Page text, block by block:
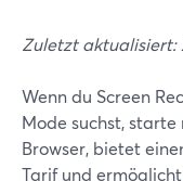
Zuletzt aktualisiert:
Wenn du Screen
Mode suchst,
Browser, bietet
Tarif und